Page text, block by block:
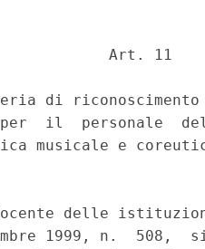
Art. 11
di
il  personale
musicale e
delle
1999, n.